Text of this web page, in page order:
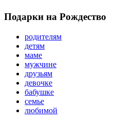
Подарки на Рождество
родителям
детям
маме
мужчине
друзьям
девочке
бабушке
семье
любимой